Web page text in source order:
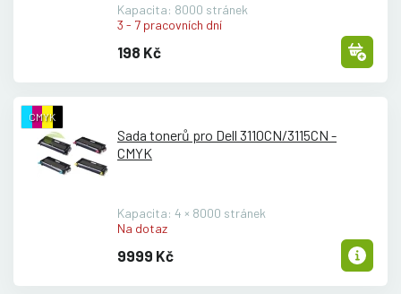
Kapacita: 8000 stránek
3 - 7 pracovních dní
198 Kč
CMYK
Sada tonerů pro Dell 3110CN/3115CN -
CMYK
Kapacita: 4 × 8000 stránek
Na dotaz
9999 Kč